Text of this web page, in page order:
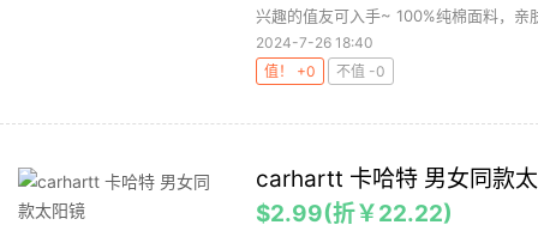
兴趣的值友可入手~ 100%纯棉面料，亲
2024-7-26 18:40
值！ +0
不值 -0
carhartt 卡哈特 男女同款
$2.99(折￥22.22)